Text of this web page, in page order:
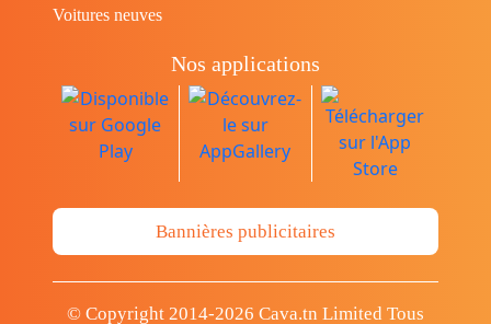
Voitures neuves
Nos applications
Bannières publicitaires
© Copyright 2014-2026 Cava.tn Limited Tous